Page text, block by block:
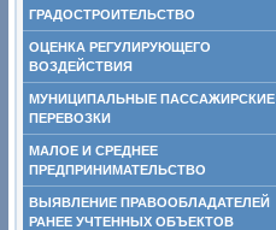
ГРАДОСТРОИТЕЛЬСТВО
ОЦЕНКА РЕГУЛИРУЮЩЕГО
ВОЗДЕЙСТВИЯ
МУНИЦИПАЛЬНЫЕ ПАССАЖИРСКИЕ
ПЕРЕВОЗКИ
МАЛОЕ И СРЕДНЕЕ
ПРЕДПРИНИМАТЕЛЬСТВО
ВЫЯВЛЕНИЕ ПРАВООБЛАДАТЕЛЕЙ
РАНЕЕ УЧТЕННЫХ ОБЪЕКТОВ